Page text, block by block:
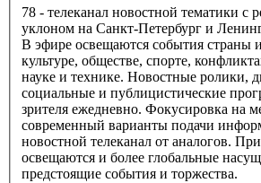
78 - телеканал новостной тематики с
уклоном на Санкт-Петербург и
В эфире освещаются события страны
культуре, обществе, спорте,
науке и технике. Новостные ролики,
социальные и публицистические
зрителя ежедневно. Фокусировка на
современный варианты подачи
новостной телеканал от аналогов.
освещаются и более глобальные
предстоящие события и торжества.